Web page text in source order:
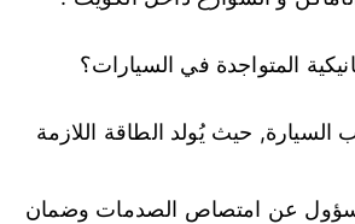
المتواجدة في السيارات؟
حيث يُولد الطاقة اللازمة
عن امتصاص الصدمات وضمان